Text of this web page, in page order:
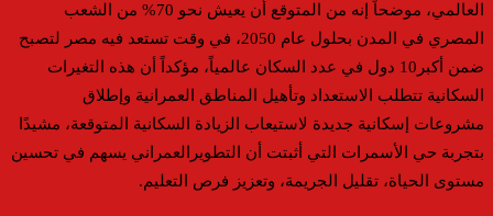
العالمي، موضحاً إنه من المتوقع أن يعيش نحو
لشعب
المصري في المدن بحلول عام 2050، في وقت تستعد فيه مصر لتصبح
ضمن أكبر10 دول في عدد السكان عالمياً، مؤكداً
أن هذه التغيرات
السكانية تتطلب الاستعداد وتأهيل المناطق العمرانية وإطلاق
مشروعات إسكانية جديدة لاستيعاب الزيادة السكانية المتوقعة، مشيدًا
بتجربة حي الأسمرات التي أثبتت أن التطوير العمراني يسهم في تحسين
مستوى الحياة، تقليل الجريمة، وتعزيز فرص التعليم.